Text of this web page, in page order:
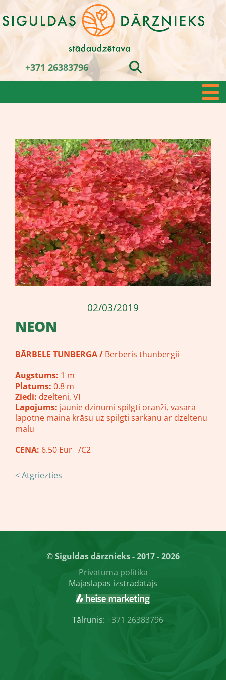
+371 26383796
02/03/2019
NEON
BĀRBELE TUNBERGA / Berberis thunbergii
Augstums: 1 m
Platums: 0.8 m
Ziedi: dzelteni, VI
Lapojums: jaunie dzinumi spilgti oranži, vasarā
lapotne maina krāsu uz spilgti sarkanu ar dzeltenu
malu
CENA: 6.50 Eur /C2
< Atgriezties
© Siguldas dārznieks - 2017 - 2026
Privātuma politika
Mājaslapas izstrādātājs
Tālrunis: +371 26383796